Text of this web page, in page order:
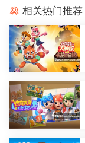
相关热门推荐